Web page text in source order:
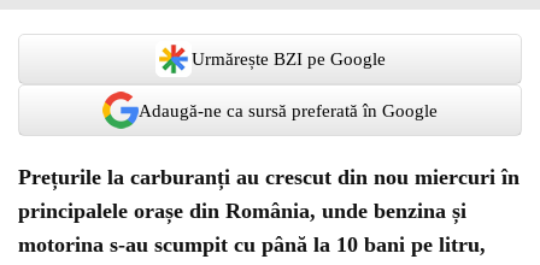
Urmărește BZI pe Google
Adaugă-ne ca sursă preferată în Google
Prețurile la carburanți au crescut din nou miercuri în
principalele orașe din România, unde benzina și
motorina s-au scumpit cu până la 10 bani pe litru,